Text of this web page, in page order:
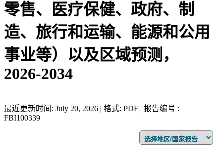
零售、医疗保健、政府、制
造、旅行和运输、能源和公用
事业等）以及区域预测，
2026-2034
最近更新时间: July 20, 2026 | 格式: PDF | 报告编号 :
FBI100339